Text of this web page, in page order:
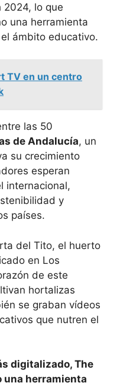
2024, lo que
una herramienta
ámbito educativo.
TV en un centro
las 50
de Andalucía, un
su crecimiento
esperan
internacional,
y
países.
del Tito, el huerto
en Los
de este
hortalizas
se graban vídeos
que nutren el
digitalizado, The
una herramienta